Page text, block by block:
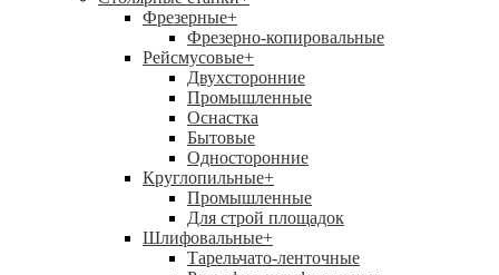
Фрезерные+
Фрезерно-копировальные
Рейсмусовые+
Двухсторонние
Промышленные
Оснастка
Бытовые
Односторонние
Круглопильные+
Промышленные
Для строй площадок
Шлифовальные+
Тарельчато-ленточные